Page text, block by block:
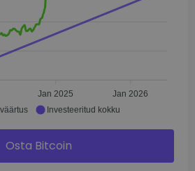
Jan 2025 Jan 2026
Investeeritud kokku
Osta Bitcoin